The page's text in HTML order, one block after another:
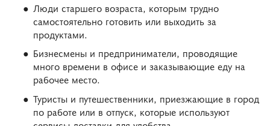
Люди старшего возраста, которым трудно
самостоятельно готовить или выходить за
продуктами.
Бизнесмены и предприниматели, проводящие
много времени в офисе и заказывающие еду на
рабочее место.
Туристы и путешественники, приезжающие в город
по работе или в отпуск, которые используют